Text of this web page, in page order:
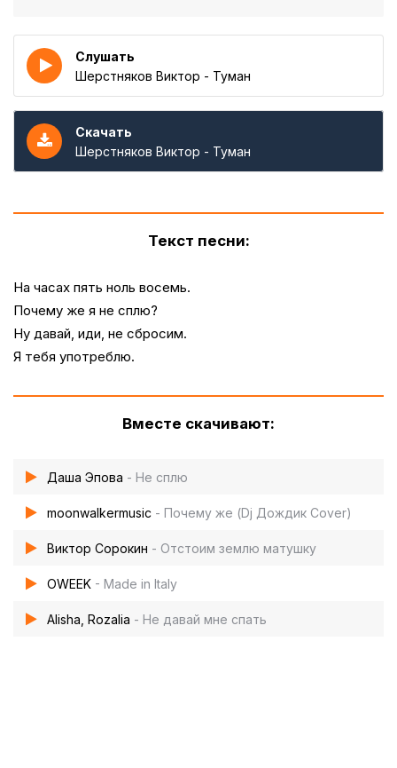
Слушать
Шерстняков Виктор - Туман
Скачать
Шерстняков Виктор - Туман
Текст песни:
На часах пять ноль восемь.
Почему же я не сплю?
Ну давай, иди, не сбросим.
Я тебя употреблю.
Вместе скачивают:
Даша Эпова - Не сплю
moonwalkermusic - Почему же (Dj Дождик Cover)
Виктор Сорокин - Отстоим землю матушку
OWEEK - Made in Italy
Alisha, Rozalia - Не давай мне спать